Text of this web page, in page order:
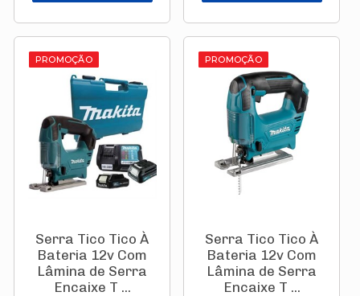
PROMOÇÃO
Serra Tico Tico À
Bateria 12v Com
Lâmina de Serra
Encaixe T ...
PROMOÇÃO
Serra Tico Tico À
Bateria 12v Com
Lâmina de Serra
Encaixe T ...